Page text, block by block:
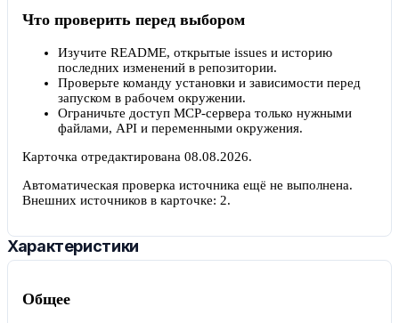
Что проверить перед выбором
Изучите README, открытые issues и историю
последних изменений в репозитории.
Проверьте команду установки и зависимости перед
запуском в рабочем окружении.
Ограничьте доступ MCP-сервера только нужными
файлами, API и переменными окружения.
Карточка отредактирована 08.08.2026.
Автоматическая проверка источника ещё не выполнена.
Внешних источников в карточке: 2.
Характеристики
Общее